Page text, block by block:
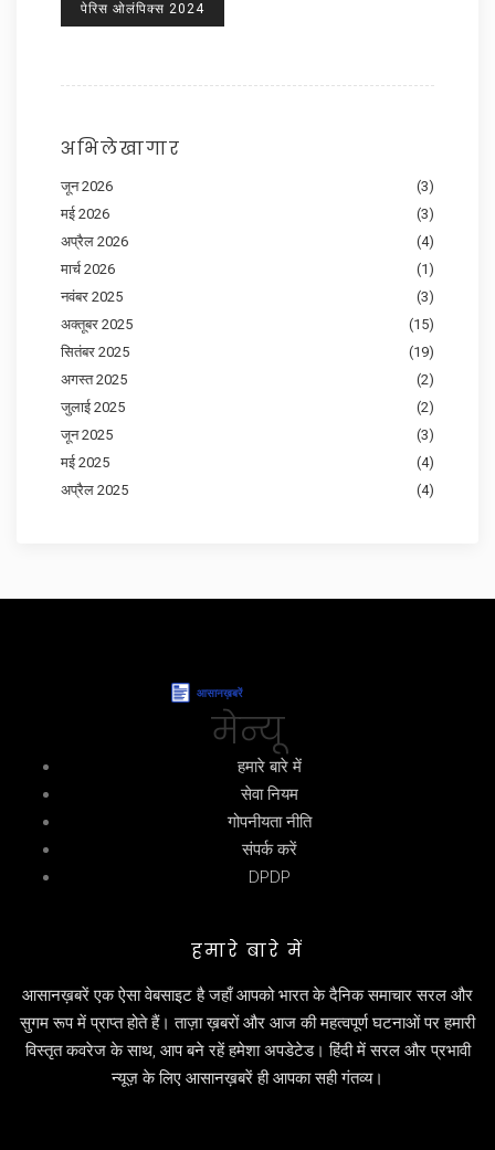
पेरिस ओलंपिक्स 2024
अभिलेखागार
जून 2026
(3)
मई 2026
(3)
अप्रैल 2026
(4)
मार्च 2026
(1)
नवंबर 2025
(3)
अक्तूबर 2025
(15)
सितंबर 2025
(19)
अगस्त 2025
(2)
जुलाई 2025
(2)
जून 2025
(3)
मई 2025
(4)
अप्रैल 2025
(4)
मेन्यू
हमारे बारे में
सेवा नियम
गोपनीयता नीति
संपर्क करें
DPDP
हमारे बारे में
आसानख़बरें एक ऐसा वेबसाइट है जहाँ आपको भारत के दैनिक समाचार सरल और
सुगम रूप में प्राप्त होते हैं। ताज़ा ख़बरों और आज की महत्वपूर्ण घटनाओं पर हमारी
विस्तृत कवरेज के साथ, आप बने रहें हमेशा अपडेटेड। हिंदी में सरल और प्रभावी
न्यूज़ के लिए आसानख़बरें ही आपका सही गंतव्य।